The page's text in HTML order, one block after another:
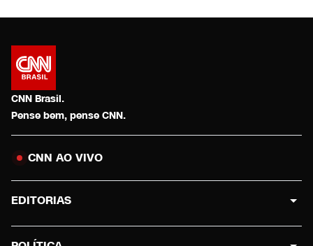
CNN Brasil.
Pense bem, pense CNN.
CNN AO VIVO
EDITORIAS